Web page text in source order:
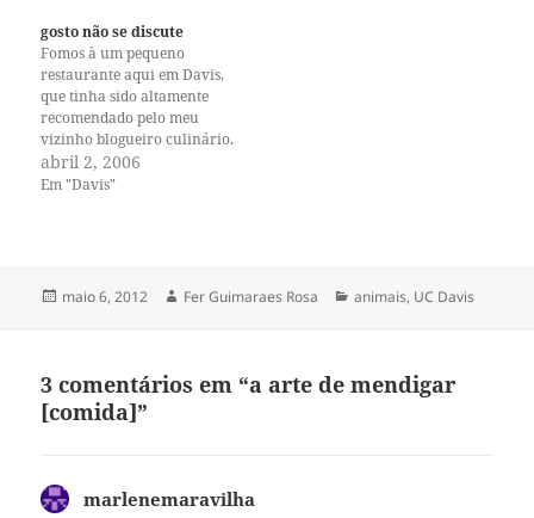
cidade, vendendo as coisas
mais…
gosto não se discute
Fomos à um pequeno
restaurante aqui em Davis,
que tinha sido altamente
recomendado pelo meu
vizinho blogueiro culinário.
Nunca tínhamos ido lá, pois o
lugar nunca realmente nos
toalhas coloridas com
vasinhos…
abril 2, 2006
Em "Davis"
Publicado
maio 6, 2012 Autor
Fer Guimaraes Rosa Categorias
animais, UC Davis
3 comentários em “a arte de mendigar
[comida]”
marlenemaravilha